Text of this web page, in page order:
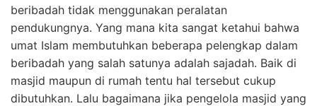
beribadah tidak menggunakan peralatan
pendukungnya. Yang mana kita sangat ketahui bahwa
umat Islam membutuhkan beberapa pelengkap dalam
beribadah yang salah satunya adalah sajadah. Baik di
masjid maupun di rumah tentu hal tersebut cukup
dibutuhkan. Lalu bagaimana jika pengelola masjid yang